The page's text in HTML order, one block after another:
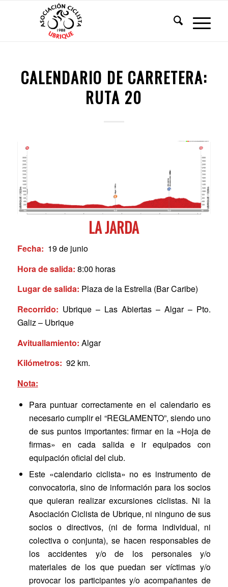
CALENDARIO DE CARRETERA:
RUTA 20
LA JARDA
Fecha: 19 de junio
Hora de salida: 8:00 horas
Lugar de salida: Plaza de la Estrella (Bar Caribe)
Recorrido: Ubrique – Las Abiertas – Algar – Pto.
Galiz – Ubrique
Avituallamiento: Algar
Kilómetros: 92 km.
Nota:
Para puntuar correctamente en el calendario es
necesario cumplir el “REGLAMENTO”, siendo uno
de sus puntos importantes: firmar en la «Hoja de
firmas» en cada salida e ir equipados con
equipación oficial del club.
Este «calendario ciclista» no es instrumento de
convocatoria, sino de información para los socios
que quieran realizar excursiones ciclistas. Ni la
Asociación Ciclista de Ubrique, ni ninguno de sus
socios o directivos, (ni de forma individual, ni
colectiva o conjunta), se hacen responsables de
los accidentes y/o de los personales y/o
materiales de los que puedan ser víctimas y/o
provocar los participantes y/o acompañantes de